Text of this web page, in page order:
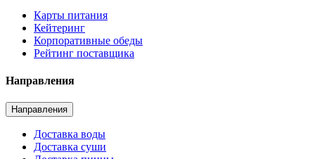
Карты питания
Кейтеринг
Корпоративные обеды
Рейтинг поставщика
Направления
Направления
Доставка воды
Доставка суши